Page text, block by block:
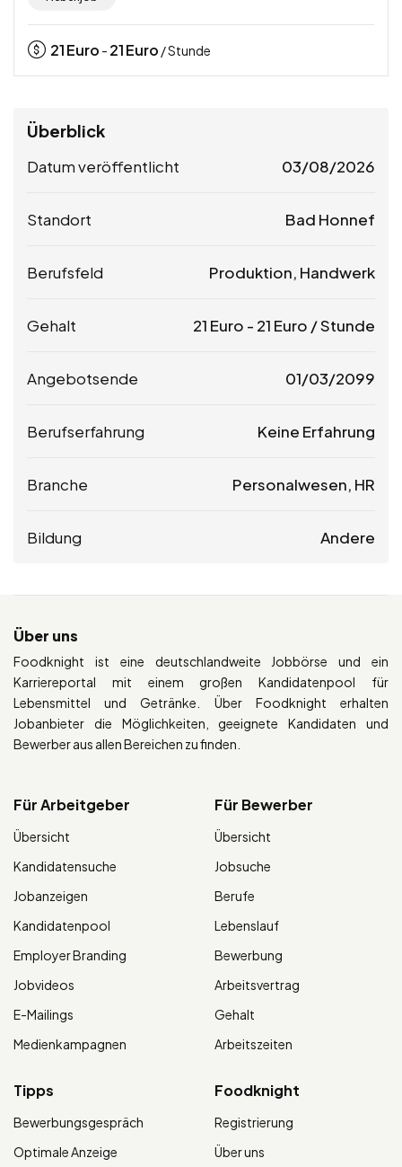
21Euro - 21Euro / Stunde
Überblick
Datum veröffentlicht 03/08/2026
Standort Bad Honnef
Berufsfeld Produktion, Handwerk
Gehalt 21 Euro - 21 Euro / Stunde
Angebotsende 01/03/2099
Berufserfahrung Keine Erfahrung
Branche Personalwesen, HR
Bildung Andere
Über uns
Foodknight ist eine deutschlandweite Jobbörse und ein
Karriereportal mit einem großen Kandidatenpool für
Lebensmittel und Getränke. Über Foodknight erhalten
Jobanbieter die Möglichkeiten, geeignete Kandidaten und
Bewerber aus allen Bereichen zu finden.
Für Arbeitgeber
Übersicht
Kandidatensuche
Jobanzeigen
Kandidatenpool
Employer Branding
Jobvideos
E-Mailings
Medienkampagnen
Für Bewerber
Übersicht
Jobsuche
Berufe
Lebenslauf
Bewerbung
Arbeitsvertrag
Gehalt
Arbeitszeiten
Tipps
Bewerbungsgespräch
Optimale Anzeige
Foodknight
Registrierung
Über uns